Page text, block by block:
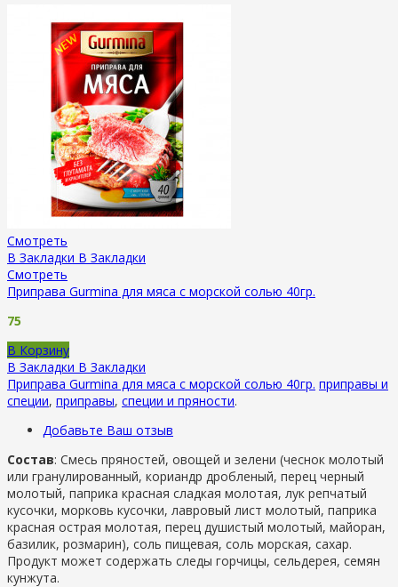
Смотреть
В Закладки В Закладки
Смотреть
Приправа Gurmina для мяса с морской солью 40гр.
75
В Корзину
В Закладки В Закладки
Приправа Gurmina для мяса с морской солью 40гр. приправы и
специи, приправы, специи и пряности.
Добавьте Ваш отзыв
Состав: Смесь пряностей, овощей и зелени (чеснок молотый
или гранулированный, кориандр дробленый, перец черный
молотый, паприка красная сладкая молотая, лук репчатый
кусочки, морковь кусочки, лавровый лист молотый, паприка
красная острая молотая, перец душистый молотый, майоран,
базилик, розмарин), соль пищевая, соль морская, сахар.
Продукт может содержать следы горчицы, сельдерея, семян
кунжута.